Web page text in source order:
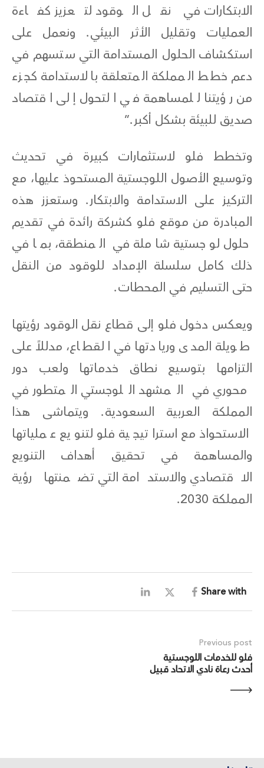
الابتكارات في نقل الوقود لتعزيز كفاءة
العمليات وتقليل الأثر البيئي. ونعمل على
استكشاف الحلول المستدامة التي ستسهم في
دعم خطط المملكة المتعلقة بالاستدامة كجزء
من رؤيتنا للمساهمة في التحول إلى اقتصاد
صديق للبيئة بشكل أكبر.”
وتخطط فلو لاستثمارات كبيرة في تحديث
وتوسيع الأصول اللوجستية المستحوذ عليها، مع
التركيز على الاستدامة والابتكار. وستعزز هذه
المبادرة من موقع فلو كشركة رائدة في تقديم
حلول لوجستية شاملة في المنطقة، بما في
ذلك كامل سلسلة الإمداد للوقود من النقل
حتى التسليم في المحطات.
ويعكس دخول فلو إلى قطاع نقل الوقود رؤيتها
طويلة المدى وريادتها في القطاع، مدللاً على
التزامها بتوسيع نطاق خدماتها ولعب دور
محوري في المشهد اللوجستي المتطور في
المملكة العربية السعودية. ويتماشى هذا
الاستحواذ مع استراتيجية فلو لتنويع عملياتها
والمساهمة في تحقيق أهداف التنويع
الاقتصادي والاستدامة التي تضمنتها رؤية
المملكة 2030.
Share with
Previous post